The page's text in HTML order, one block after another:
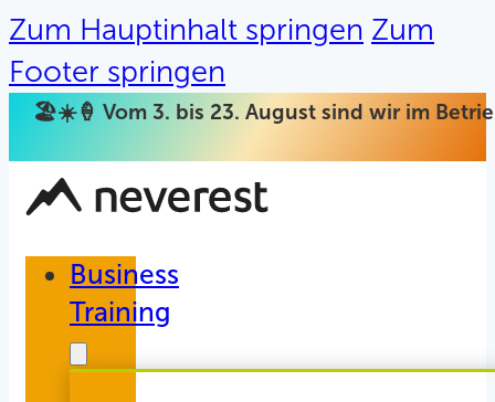
Zum Hauptinhalt springen Zum
Footer springen
🏖️☀️🍦 Vom 3. bis 23. August sind wir im
Business
Training